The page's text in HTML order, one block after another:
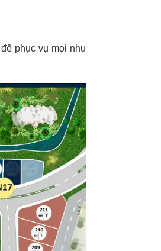
phục vụ mọi nhu